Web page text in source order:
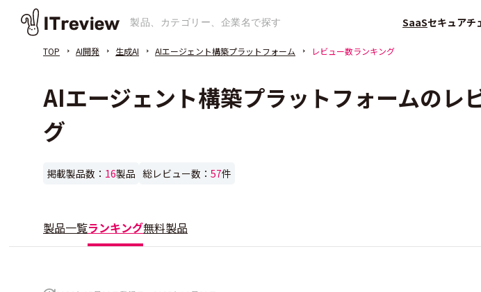
SaaSセキュアチ
TOP AI開発 生成AI AIエージェント構築プラットフォーム レビュー数ランキング
AIエージェント構築プラットフォームのレ
グ
掲載製品数： 16製品 総レビュー数： 57件
製品一覧ランキング無料製品